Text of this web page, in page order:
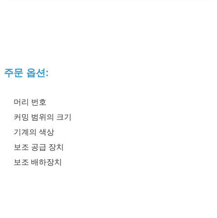
주문 옵션:
머리 번호
커밍 범위의 크기
기계의 색상
보조 공급 장치
보조 배하장치